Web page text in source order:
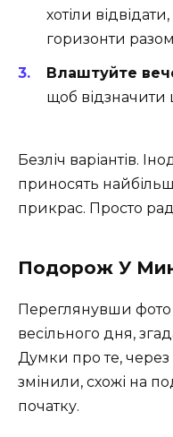
хотіли
горизонти
Влаштуйте
щоб відзначити
Безліч варіантів.
приносять
прикрас. Просто
Подорож У
Переглянувши
весільного дня,
Думки про те,
змінили, схожі на
початку.